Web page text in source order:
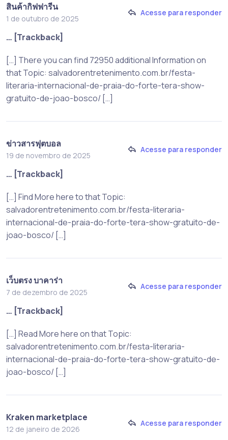
สินค้ากิฟฟารีน
1 de outubro de 2025
Acesse para responder
… [Trackback]
[…] There you can find 72950 additional Information on
that Topic: salvadorentretenimento.com.br/festa-
literaria-internacional-de-praia-do-forte-tera-show-
gratuito-de-joao-bosco/ […]
ข่าวสารฟุตบอล
19 de novembro de 2025
Acesse para responder
… [Trackback]
[…] Find More here to that Topic:
salvadorentretenimento.com.br/festa-literaria-
internacional-de-praia-do-forte-tera-show-gratuito-de-
joao-bosco/ […]
เว็บตรง บาคาร่า
7 de dezembro de 2025
Acesse para responder
… [Trackback]
[…] Read More here on that Topic:
salvadorentretenimento.com.br/festa-literaria-
internacional-de-praia-do-forte-tera-show-gratuito-de-
joao-bosco/ […]
Kraken marketplace
12 de janeiro de 2026
Acesse para responder